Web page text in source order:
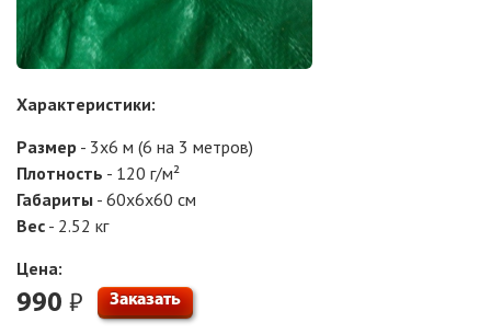
Характеристики:
Размер - 3х6 м (6 на 3 метров)
Плотность - 120 г/м²
Габариты - 60x6x60 см
Вес - 2.52 кг
Цена:
990 ₽ Заказать